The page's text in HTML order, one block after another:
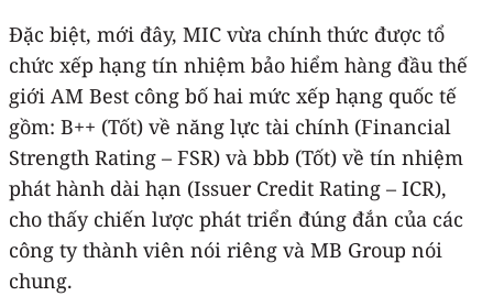
Đặc biệt, mới đây, MIC vừa chính thức được tổ
chức xếp hạng tín nhiệm bảo hiểm hàng đầu thế
giới AM Best công bố hai mức xếp hạng quốc tế
gồm: B++ (Tốt) về năng lực tài chính (Financial
Strength Rating – FSR) và bbb (Tốt) về tín nhiệm
phát hành dài hạn (Issuer Credit Rating – ICR),
cho thấy chiến lược phát triển đúng đắn của các
công ty thành viên nói riêng và MB Group nói
chung.